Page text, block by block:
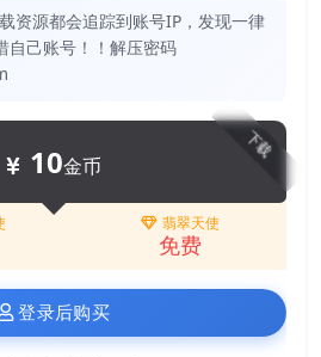
资源都会追踪到账号IP，发现一律
自己账号！！解压密码
下载
10金币
翡翠天使
免费
登录后购买